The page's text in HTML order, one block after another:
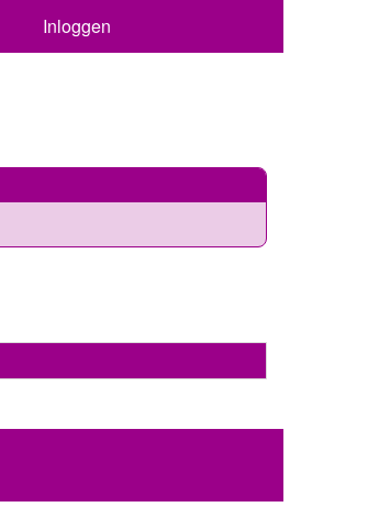
Inloggen